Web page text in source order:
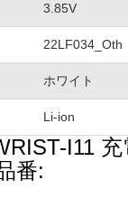
3.85V
22LF034_Oth
ホワイト
Li-ion
I11
番: